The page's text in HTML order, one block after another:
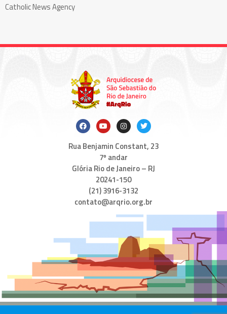
Catholic News Agency
Rua Benjamin Constant, 23
7º andar
Glória Rio de Janeiro – RJ
20241-150
(21) 3916-3132
contato@arqrio.org.br